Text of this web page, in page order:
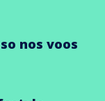
nos voos